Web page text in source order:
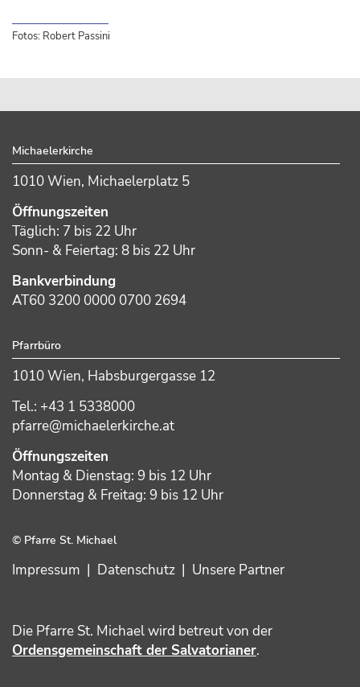
Fotos: Robert Passini
Michaelerkirche
1010 Wien, Michaelerplatz 5
Öffnungszeiten
Täglich: 7 bis 22 Uhr
Sonn- & Feiertag: 8 bis 22 Uhr
Bankverbindung
AT60 3200 0000 0700 2694
Pfarrbüro
1010 Wien, Habsburgergasse 12
Tel.: +43 1 5338000
pfarre@michaelerkirche.at
Öffnungszeiten
Montag & Dienstag: 9 bis 12 Uhr
Donnerstag & Freitag: 9 bis 12 Uhr
© Pfarre St. Michael
Impressum | Datenschutz | Unsere Partner
Die Pfarre St. Michael wird betreut von der
Ordensgemeinschaft der Salvatorianer.